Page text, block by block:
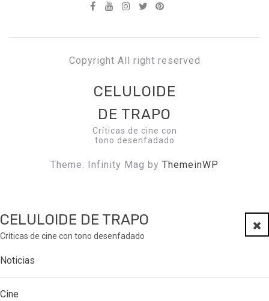
Copyright All right reserved
CELULOIDE
DE TRAPO
Críticas de cine con
tono desenfadado
Theme: Infinity Mag by ThemeinWP
CELULOIDE DE TRAPO
Críticas de cine con tono desenfadado
Noticias
Cine